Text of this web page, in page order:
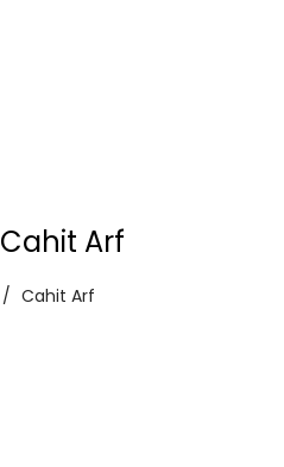
Cahit Arf
Cahit Arf